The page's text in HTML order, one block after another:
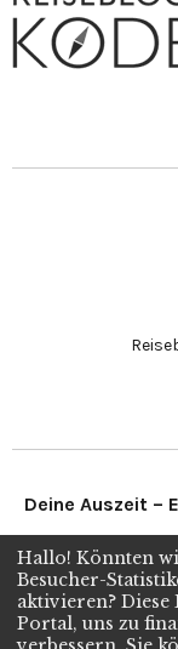
Deine Auszeit –
Hallo! Könnten
Besucher-
aktivieren? Diese
Portal, uns zu